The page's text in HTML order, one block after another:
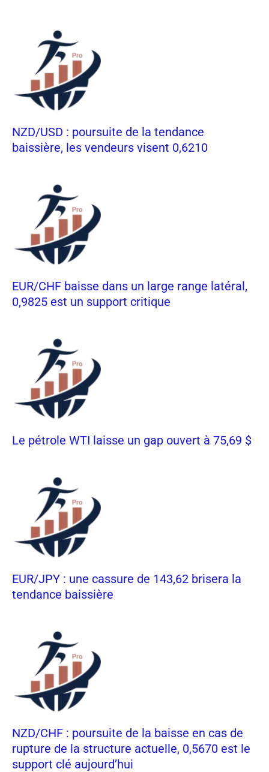
NZD/USD : poursuite de la tendance
baissière, les vendeurs visent 0,6210
EUR/CHF baisse dans un large range latéral,
0,9825 est un support critique
Le pétrole WTI laisse un gap ouvert à 75,69 $
EUR/JPY : une cassure de 143,62 brisera la
tendance baissière
NZD/CHF : poursuite de la baisse en cas de
rupture de la structure actuelle, 0,5670 est le
support clé aujourd’hui